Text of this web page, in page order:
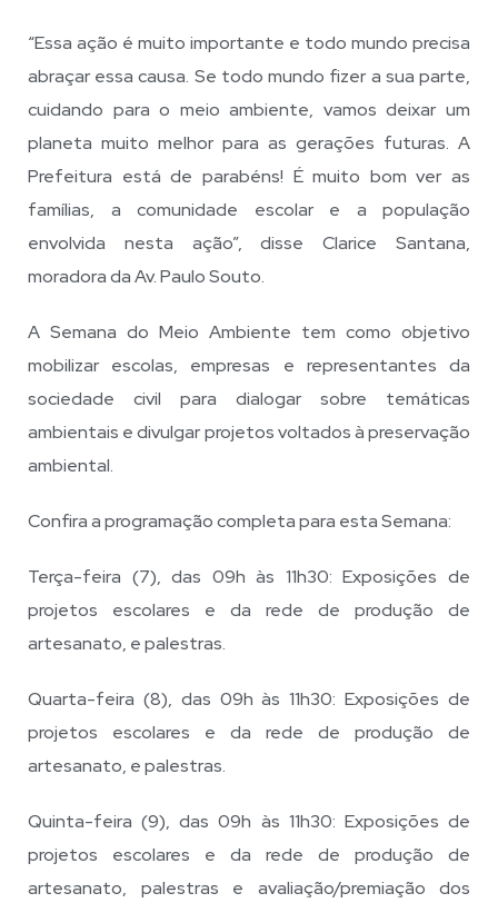
“Essa ação é muito importante e todo mundo precisa
abraçar essa causa. Se todo mundo fizer a sua parte,
cuidando para o meio ambiente, vamos deixar um
planeta muito melhor para as gerações futuras. A
Prefeitura está de parabéns! É muito bom ver as
famílias, a comunidade escolar e a população
envolvida nesta ação”, disse Clarice Santana,
moradora da Av. Paulo Souto.
A Semana do Meio Ambiente tem como objetivo
mobilizar escolas, empresas e representantes da
sociedade civil para dialogar sobre temáticas
ambientais e divulgar projetos voltados à preservação
ambiental.
Confira a programação completa para esta Semana:
Terça-feira (7), das 09h às 11h30: Exposições de
projetos escolares e da rede de produção de
artesanato, e palestras.
Quarta-feira (8), das 09h às 11h30: Exposições de
projetos escolares e da rede de produção de
artesanato, e palestras.
Quinta-feira (9), das 09h às 11h30: Exposições de
projetos escolares e da rede de produção de
artesanato, palestras e avaliação/premiação dos